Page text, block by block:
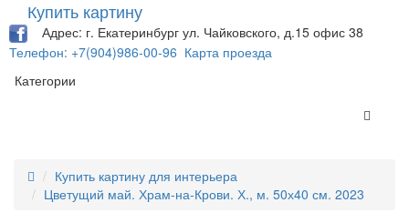
Купить картину
Адрес: г. Екатеринбург ул. Чайковского, д.15 офис 38
Телефон: +7(904)986-00-96 Карта проезда
Категории
Купить картину для интерьера
Цветущий май. Храм-на-Крови. Х., м. 50х40 см. 2023